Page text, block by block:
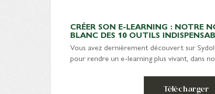
CRÉER SON E-LEARNING : NOTRE
BLANC DES 10 OUTILS
Vous avez dernièrement découvert sur
pour rendre un e-learning plus vivant, dans
Télécharger